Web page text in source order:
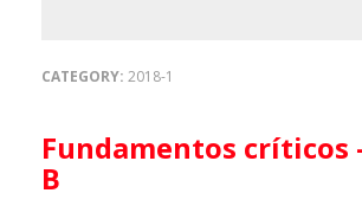
CATEGORY: 2018-1
Fundamentos críticos – Grupo
B